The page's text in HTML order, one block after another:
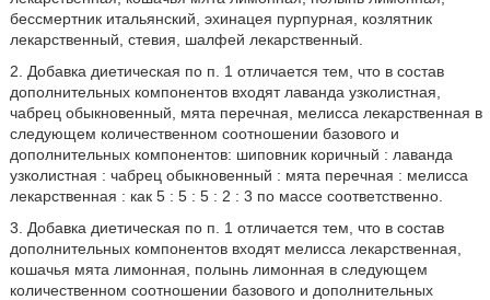
бессмертник итальянский, эхинацея пурпурная, козлятник
лекарственный, стевия, шалфей лекарственный.
2. Добавка диетическая по п. 1 отличается тем, что в состав
дополнительных компонентов входят лаванда узколистная,
чабрец обыкновенный, мята перечная, мелисса лекарственная в
следующем количественном соотношении базового и
дополнительных компонентов: шиповник коричный : лаванда
узколистная : чабрец обыкновенный : мята перечная : мелисса
лекарственная : как 5 : 5 : 5 : 2 : 3 по массе соответственно.
3. Добавка диетическая по п. 1 отличается тем, что в состав
дополнительных компонентов входят мелисса лекарственная,
кошачья мята лимонная, полынь лимонная в следующем
количественном соотношении базового и дополнительных